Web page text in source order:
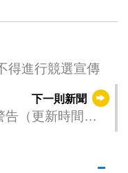
得進行競選宣傳
下一則新聞
告（更新時間：